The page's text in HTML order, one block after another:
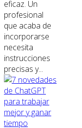
eficaz. Un
profesional
que acaba de
incorporarse
necesita
instrucciones
precisas y...